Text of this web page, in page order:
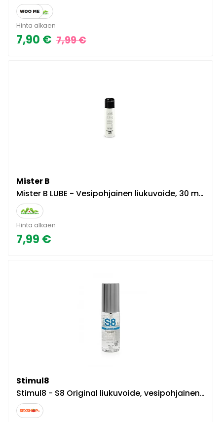
Hinta alkaen
7,90 € 7,99 €
Mister B
Mister B LUBE - Vesipohjainen liukuvoide, 30 ml, riittoisa, laadukas, dermatologisesti testattu
Hinta alkaen
7,99 €
Stimul8
Stimul8 - S8 Original liukuvoide, vesipohjainen, eri kokovaihtoehtoja, luonnollisen tuntuinen, ph-tasapainotettu, täyteläinen